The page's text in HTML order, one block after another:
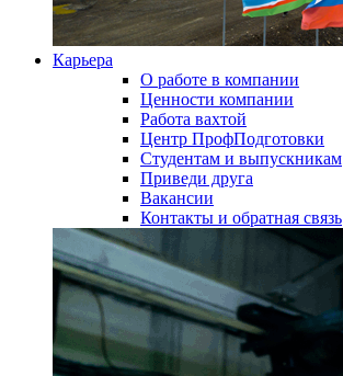
Карьера
О работе в компании
Ценности компании
Работа вахтой
Центр ПрофПодготовки
Студентам и выпускникам
Приведи друга
Вакансии
Контакты и обратная связь